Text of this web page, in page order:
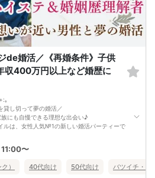
方と交換して1対1でお話をしていただきま
順番に移動していきます。
で時間変動あり）です！
ゆっくりトークを楽しんでください♪
共通点などをみつけてみてはいかがでしょ
de婚活／《再婚条件》子供
収400万円以上など婚歴に
｡
貸し切って夢の婚活／
にも自慢できる理想な出会い♪
ルは、女性人気№1の新しい婚活パーティーで
クリア！／
〜
） 40代向け 50代向け バツイチ・再